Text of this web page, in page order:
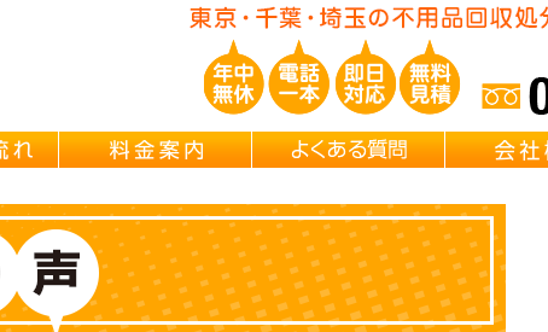
ご依頼の流れ 料金案内 よくある質問